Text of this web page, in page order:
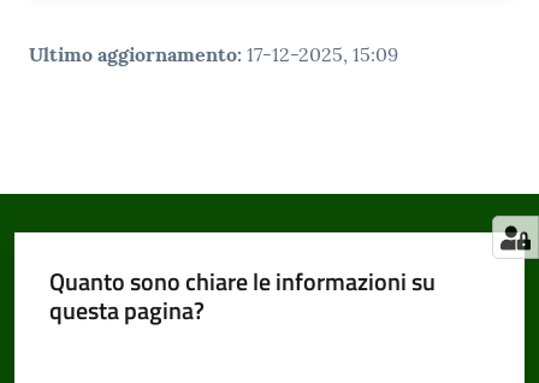
Ultimo aggiornamento: 17-12-2025, 15:09
Quanto sono chiare le informazioni su
questa pagina?